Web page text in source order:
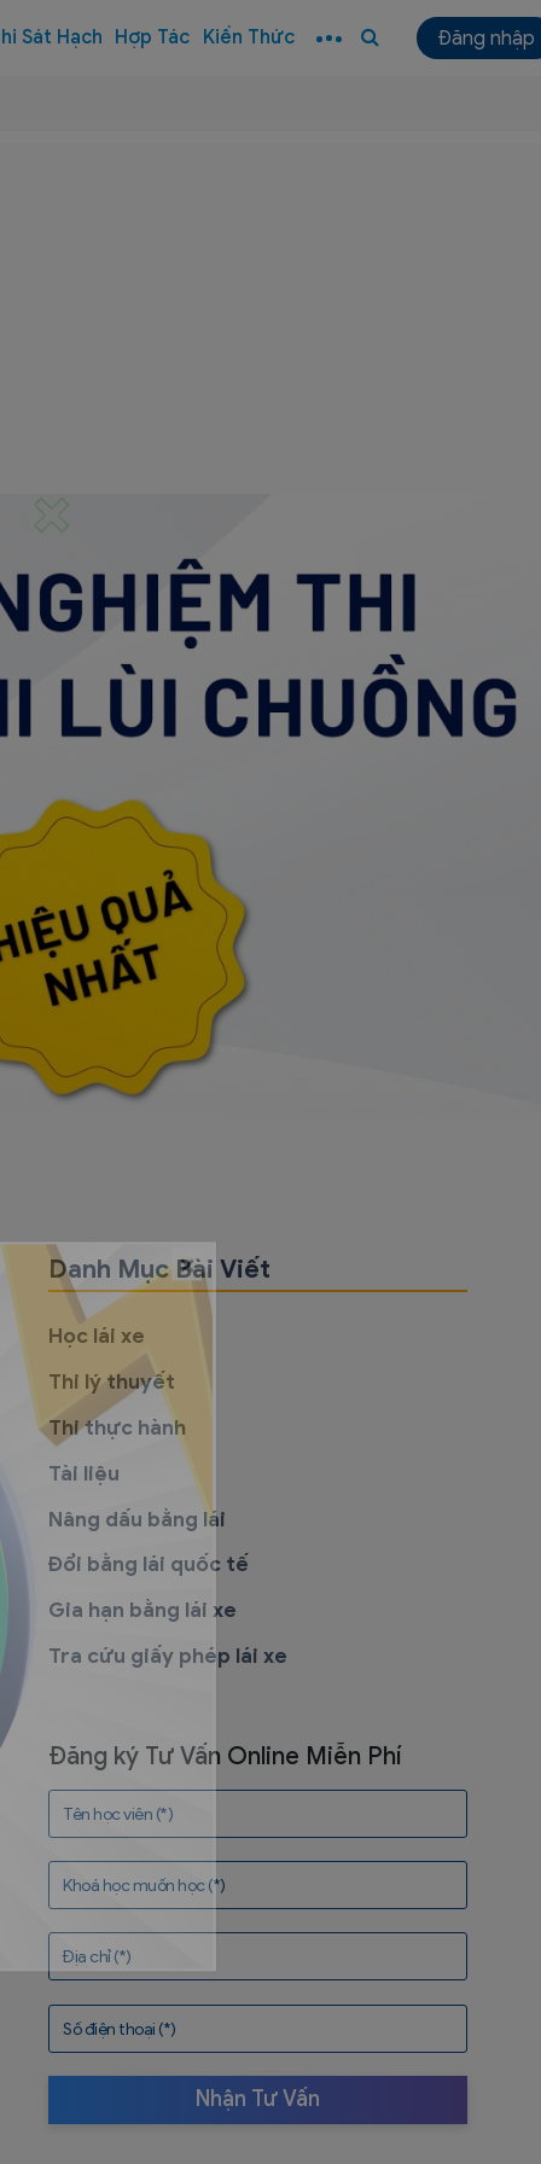
Sát Hạch Hợp Tác Kiến Thức Đăng nhập
Danh Mục Bài Viết
Học lái xe
Thi lý thuyết
Thi thực hành
Tài liệu
Nâng dấu bằng lái
Đổi bằng lái quốc tế
Gia hạn bằng lái xe
Tra cứu giấy phép lái xe
Đăng ký Tư Vấn Online Miễn Phí
Tên học viên (*)
Khoá học muốn học (*)
Địa chỉ (*)
Số điện thoại (*)
Nhận Tư Vấn